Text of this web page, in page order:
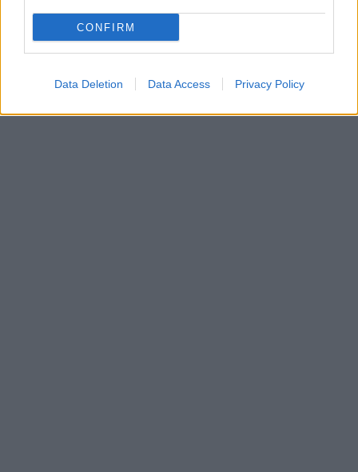
CONFIRM
Data Deletion Data Access Privacy Policy